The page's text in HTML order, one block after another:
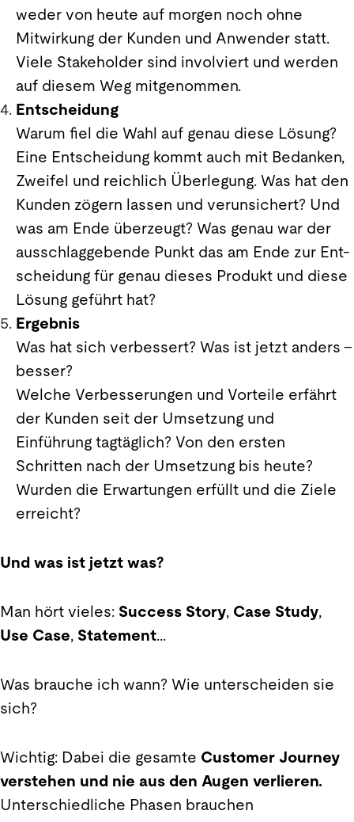
weder von heute auf morgen noch ohne
Mitwirkung der Kunden und Anwender statt.
Viele Stakeholder sind involviert und werden
auf diesem Weg mitgenommen.
Entscheidung
Warum fiel die Wahl auf genau diese Lösung?
Eine Entscheidung kommt auch mit Bedanken,
Zweifel und reichlich Überlegung. Was hat den
Kunden zögern lassen und verunsichert? Und
was am Ende überzeugt? Was genau war der
ausschlaggebende Punkt das am Ende zur Ent-
scheidung für genau dieses Produkt und diese
Lösung geführt hat?
Ergebnis
Was hat sich verbessert? Was ist jetzt anders –
besser?
Welche Verbesserungen und Vorteile erfährt
der Kunden seit der Umsetzung und
Einführung tagtäglich? Von den ersten
Schritten nach der Umsetzung bis heute?
Wurden die Erwartungen erfüllt und die Ziele
erreicht?
Und was ist jetzt was?
Man hört vieles: Success Story, Case Study,
Use Case, Statement...
Was brauche ich wann? Wie unterscheiden sie
sich?
Wichtig: Dabei die gesamte Customer Journey
verstehen und nie aus den Augen verlieren.
Unterschiedliche Phasen brauchen